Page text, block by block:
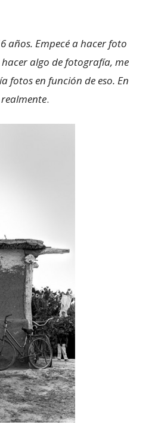
años. Empecé a hacer foto
hacer algo de fotografía, me
fotos en función de eso. En
.